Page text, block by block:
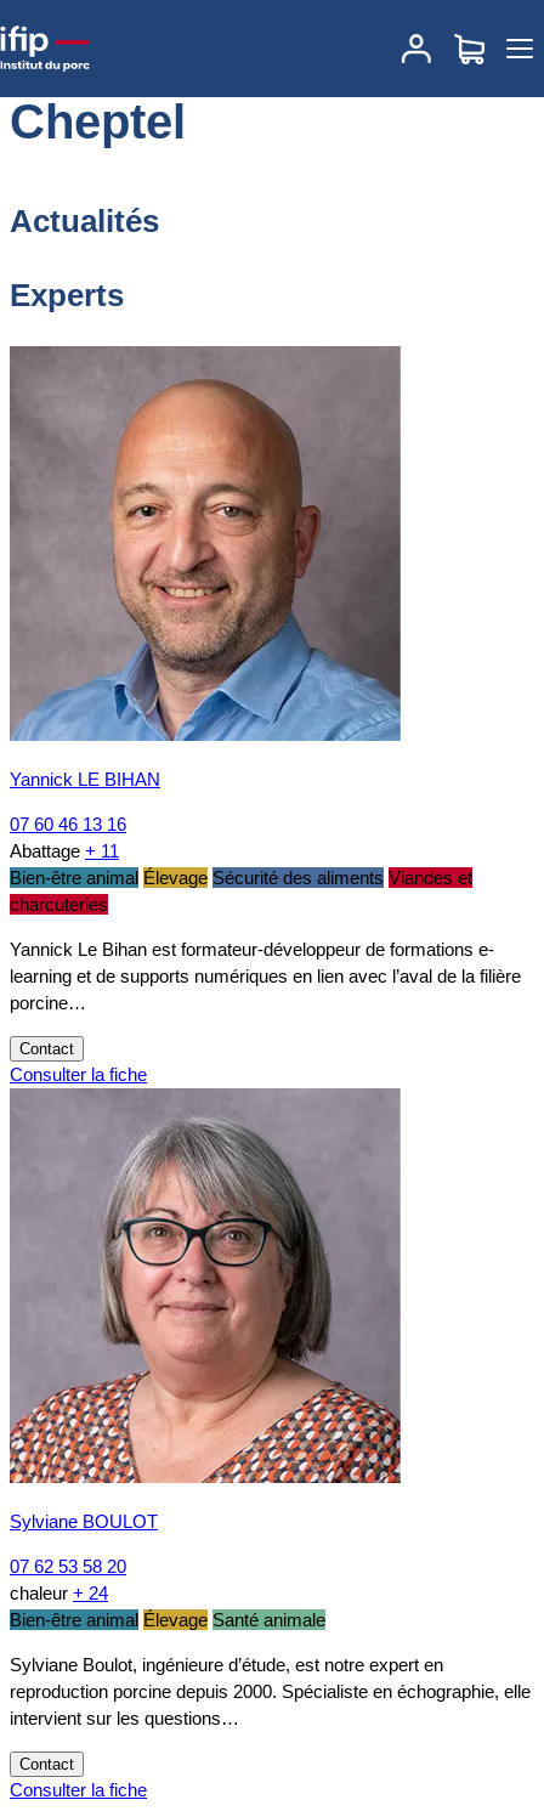
Accueil
Cheptel
Actualités
Experts
Yannick LE BIHAN
07 60 46 13 16
Abattage + 11
Bien-être animal Élevage Sécurité des aliments Viandes et
charcuteries
Yannick Le Bihan est formateur-développeur de formations e-
learning et de supports numériques en lien avec l’aval de la filière
porcine…
Contact
Consulter la fiche
Sylviane BOULOT
07 62 53 58 20
chaleur + 24
Bien-être animal Élevage Santé animale
Sylviane Boulot, ingénieure d’étude, est notre expert en
reproduction porcine depuis 2000. Spécialiste en échographie, elle
intervient sur les questions…
Contact
Consulter la fiche